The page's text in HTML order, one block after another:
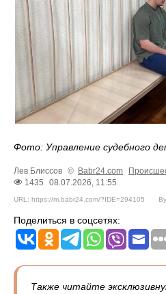
Фото: Управление судебного
Лев Блиссов © Babr24.com
1435
08.07.2026, 11:55
URL: https://m.babr24.com/?IDE=294105
Поделиться в соцсетях:
Также читайте